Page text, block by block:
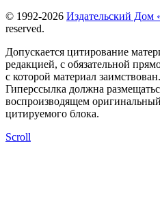
© 1992-2026 Издательский Дом
reserved.
Допускается цитирование
редакцией, с обязательной
с которой материал заимствован.
Гиперссылка должна
воспроизводящем
цитируемого блока.
Scroll